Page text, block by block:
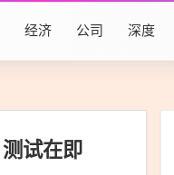
经济 公司 深度
试在即